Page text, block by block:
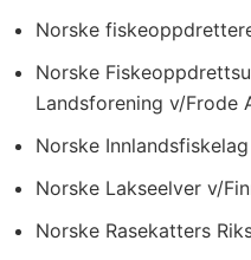
Norske
Norske
Landsforening v/Frode
Norske
Norske Lakseelver v/
Norske Rasekatters